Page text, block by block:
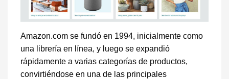
Amazon.com se fundó en 1994, inicialmente como
una librería en línea, y luego se expandió
rápidamente a varias categorías de productos,
convirtiéndose en una de las principales